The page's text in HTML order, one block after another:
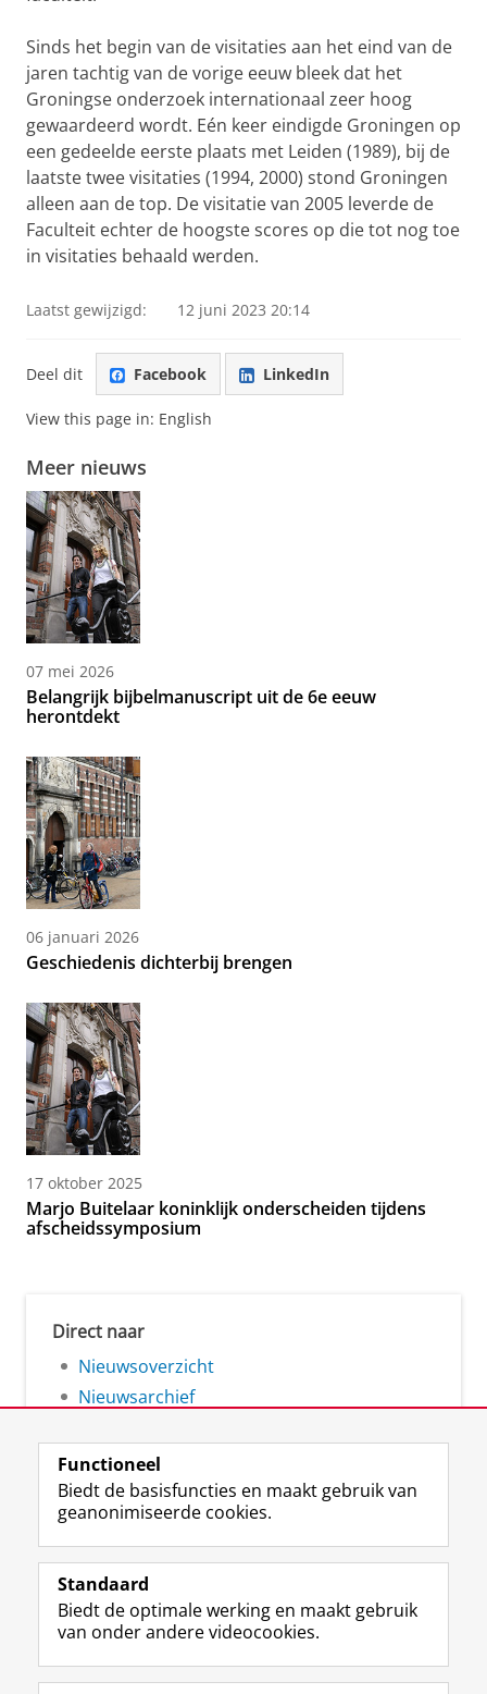
Sinds het begin van de visitaties aan het eind van de
jaren tachtig van de vorige eeuw bleek dat het
Groningse onderzoek internationaal zeer hoog
gewaardeerd wordt. Eén keer eindigde Groningen op
een gedeelde eerste plaats met Leiden (1989), bij de
laatste twee visitaties (1994, 2000) stond Groningen
alleen aan de top. De visitatie van 2005 leverde de
Faculteit echter de hoogste scores op die tot nog toe
in visitaties behaald werden.
Laatst gewijzigd: 12 juni 2023 20:14
Deel dit Facebook LinkedIn
View this page in: English
Meer nieuws
07 mei 2026
Belangrijk bijbelmanuscript uit de 6e eeuw
herontdekt
06 januari 2026
Geschiedenis dichterbij brengen
17 oktober 2025
Marjo Buitelaar koninklijk onderscheiden tijdens
afscheidssymposium
Direct naar
Nieuwsoverzicht
Nieuwsarchief
Volg de RUG
F
a
e
b
o
L
i
k
e
I
R
S
-
f
e
I
n
t
r
Y
o
T
e
Studiekiezers
Functioneel
Biedt de basisfuncties en maakt gebruik van
geanonimiseerde cookies.
Standaard
Biedt de optimale werking en maakt gebruik
van onder andere videocookies.